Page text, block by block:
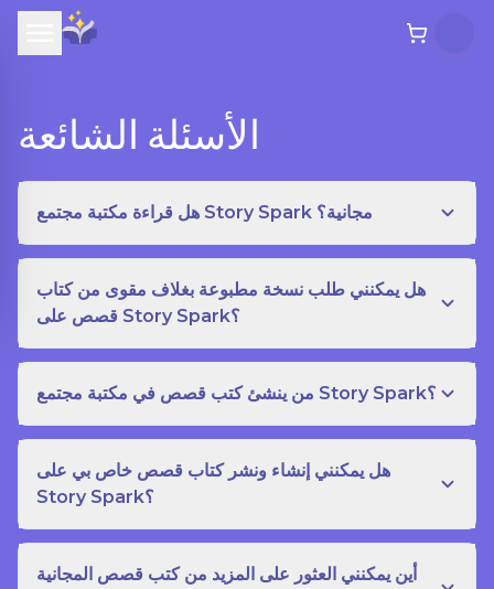
الأسئلة الشائعة
هل قراءة مكتبة مجتمع Story Spark مجانية؟
هل يمكنني طلب نسخة مطبوعة بغلاف مقوى من كتاب
قصص على Story Spark؟
من ينشئ كتب قصص في مكتبة مجتمع Story Spark؟
هل يمكنني إنشاء ونشر كتاب قصص خاص بي على
Story Spark؟
أين يمكنني العثور على المزيد من كتب قصص المجانية